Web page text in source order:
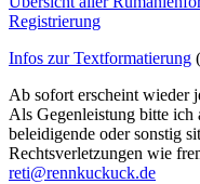
Registrierung
Infos zur Textformatierung
Ab sofort erscheint wieder
Als Gegenleistung bitte
beleidigende oder sonstig
Rechtsverletzungen wie
reti@rennkuckuck.de